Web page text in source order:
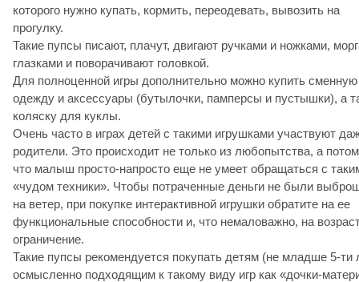
которого нужно купать, кормить, переодевать, вывозить на
прогулку.
Такие пупсы писают, плачут, двигают ручками и ножками,
глазками и поворачивают головкой.
Для полноценной игры дополнительно можно купить сменную
одежду и аксессуары (бутылочки, памперсы и пустышки), а
коляску для куклы.
Очень часто в играх детей с такими игрушками участвуют
родители. Это происходит не только из любопытства, а
что малыш просто-напросто еще не умеет обращаться с
«чудом техники». Чтобы потраченные деньги не были
на ветер, при покупке интерактивной игрушки обратите на ее
функциональные способности и, что немаловажно, на
ограничение.
Такие пупсы рекомендуется покупать детям (не младше 5-ти
осмысленно подходящим к такому виду игр как «дочки-